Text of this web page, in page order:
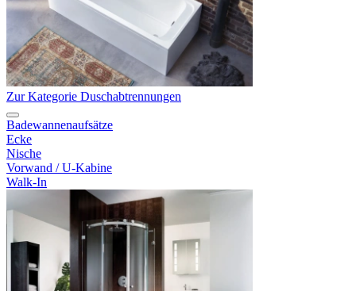
Zur Kategorie Duschabtrennungen
Badewannenaufsätze
Ecke
Nische
Vorwand / U-Kabine
Walk-In